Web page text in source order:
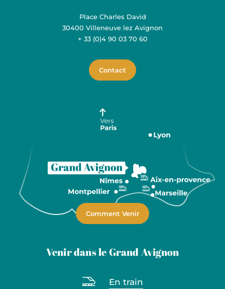
Place Charles David
30400 Villeneuve lez Avignon
+ 33 (0)4 90 03 70 60
Contact
Comment Venir
Venir dans le Grand Avignon
En train